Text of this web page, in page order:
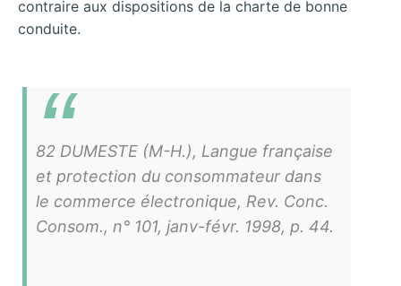
contraire aux dispositions de la charte de bonne
conduite.
82 DUMESTE (M-H.), Langue française
et protection du consommateur dans
le commerce électronique, Rev. Conc.
Consom., n° 101, janv-févr. 1998, p. 44.